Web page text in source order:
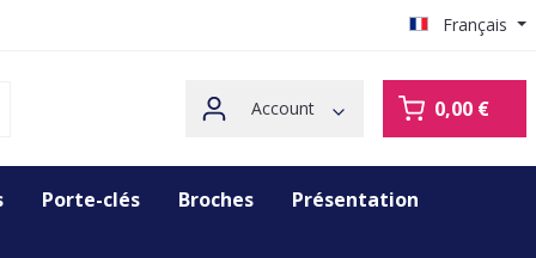
Français
Account 0,00 €
Porte-clés Broches Présentation